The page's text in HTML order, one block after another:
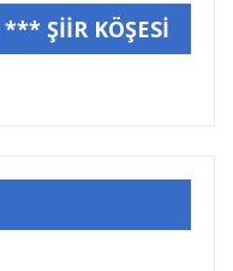
ŞİİR KÖŞESİ